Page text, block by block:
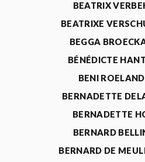
BEATRIX
BEATRIXE
BEGGA
BÉNÉDICTE
BENI
BERNADETTE
BERNADETTE
BERNARD
BERNARD DE